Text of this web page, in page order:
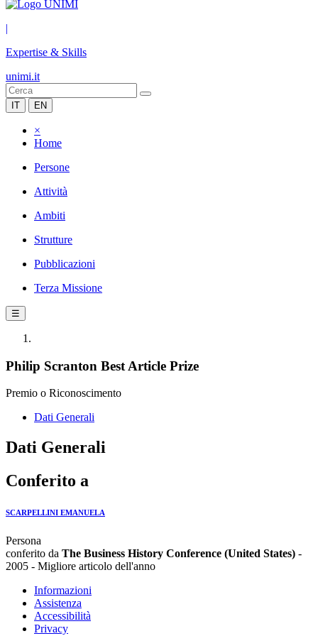
|
Expertise & Skills
unimi.it
IT EN
×
Home
Persone
Attività
Ambiti
Strutture
Pubblicazioni
Terza Missione
☰
Philip Scranton Best Article Prize
Premio o Riconoscimento
Dati Generali
Dati Generali
Conferito a
SCARPELLINI EMANUELA
Persona
conferito da The Business History Conference (United States) -
2005 - Migliore articolo dell'anno
Informazioni
Assistenza
Accessibilità
Privacy